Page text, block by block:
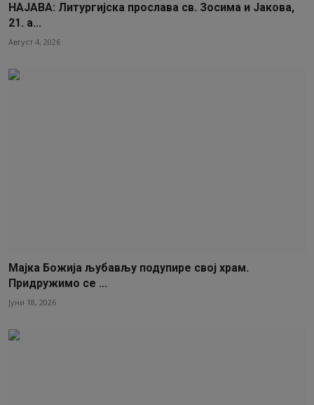
НАЈАВА: Литургијска прослава св. Зосима и Јакова,
21. а...
Август 4, 2026
Мајка Божија љубављу подупире свој храм.
Придружимо се ...
Јуни 18, 2026